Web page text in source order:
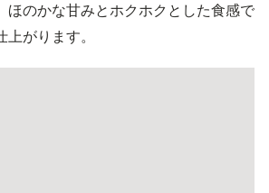
ほのかな甘みとホクホクとした食感で
がります。